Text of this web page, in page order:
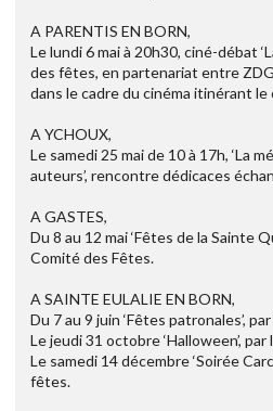
A PARENTIS EN BORN,
Le lundi 6 mai à 20h30, ciné-débat
des fêtes, en partenariat entre
dans le cadre du cinéma itinérant
A YCHOUX,
Le samedi 25 mai de 10 à 17h, ‘La
auteurs’, rencontre dédicaces
A GASTES,
Du 8 au 12 mai ‘Fêtes de la Sainte
Comité des Fêtes.
A SAINTE EULALIE EN BORN,
Du 7 au 9 juin ‘Fêtes patronales’,
Le jeudi 31 octobre ‘Halloween’,
Le samedi 14 décembre ‘Soirée
fêtes.